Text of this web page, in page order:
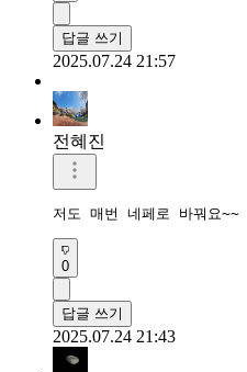
답글 쓰기
2025.07.24 21:57
전혜진
저도 매번 네페로 바꿔요~~
0
답글 쓰기
2025.07.24 21:43